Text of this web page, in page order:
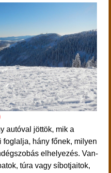
autóval jöttök, mik a
hány főnek, milyen
elhelyezés. Van-
túra vagy síbotjaitok,